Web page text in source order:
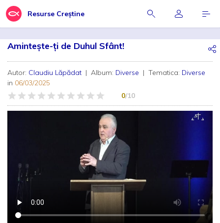
Resurse Creștine
Amintește-ți de Duhul Sfânt!
Autor: Claudiu Lăpădat | Album: Diverse | Tematica: Diverse
in 06/03/2025
0/10